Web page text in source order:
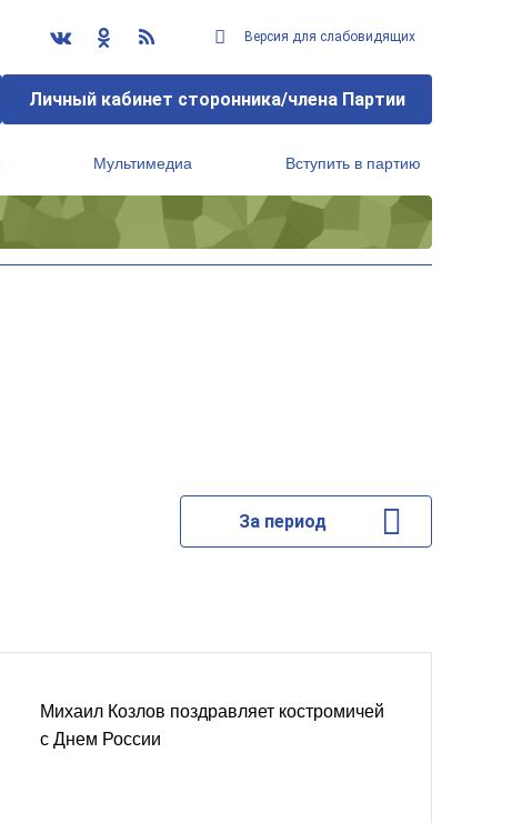
Версия для слабовидящих
Личный кабинет сторонника/члена Партии
Мультимедиа Вступить в партию
За период
Михаил Козлов поздравляет костромичей
с Днем России